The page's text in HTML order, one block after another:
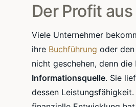
Der Profit
Viele Unternehmer
ihre Buchführung oder
nicht geschehen, denn
Informationsquelle. Sie
dessen